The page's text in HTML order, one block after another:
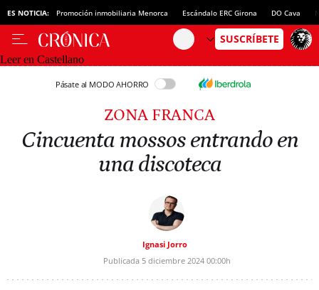
ES NOTICIA: Promoción inmobiliaria Menorca Escándalo ERC Girona DO Cava
Leer en Castellano
Pásate al MODO AHORRO
ZONA FRANCA
Cincuenta mossos entrando en
una discoteca
Ignasi Jorro
Publicada 5 diciembre 2024 00:00h